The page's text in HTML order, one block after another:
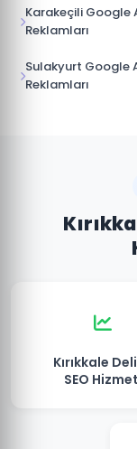
Karakeçili Google
Reklamları
Sulakyurt Google
Reklamları
Kırıkkale
SEO